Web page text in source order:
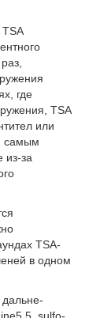
где
TSA
или
самым
из-за
TSA-
в одном